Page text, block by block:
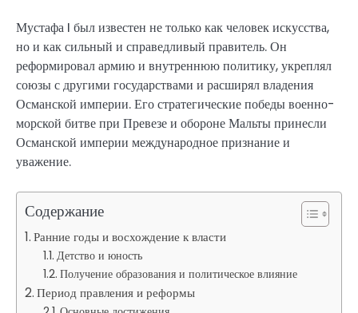
Мустафа I был известен не только как человек искусства,
но и как сильный и справедливый правитель. Он
реформировал армию и внутреннюю политику, укреплял
союзы с другими государствами и расширял владения
Османской империи. Его стратегические победы военно-
морской битве при Превезе и обороне Мальты принесли
Османской империи международное признание и
уважение.
Содержание
Ранние годы и восхождение к власти
Детство и юность
Получение образования и политическое влияние
Период правления и реформы